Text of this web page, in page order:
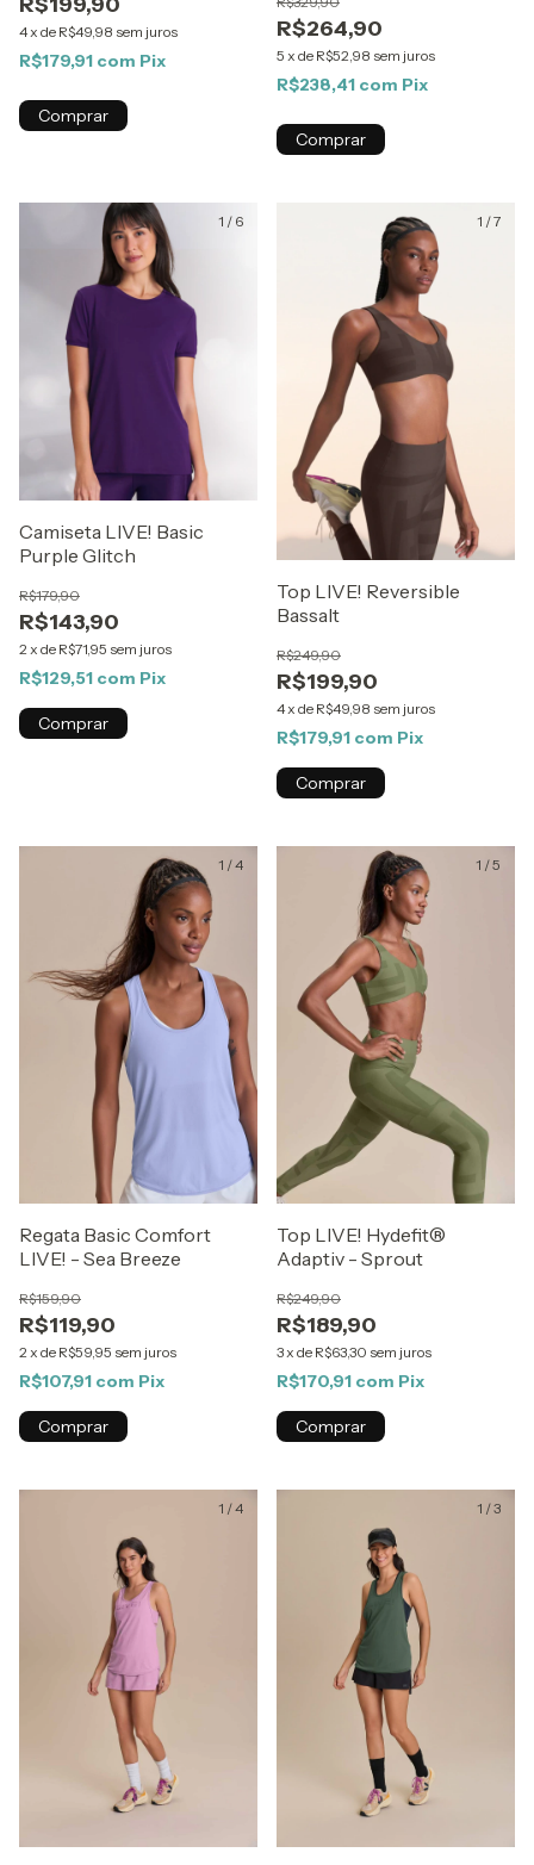
4x de R$49,98 sem juros
R$179,91 com Pix
Comprar
R$264,90
5 x de R$52,98 sem juros
R$238,41 com Pix
Comprar
1 / 6
Camiseta LIVE! Basic
Purple Glitch
R$143,90
R$179,90
2 x de R$71,95 sem juros
R$129,51 com Pix
Comprar
1 /7
Top LIVE! Reversible
Bassalt
R$199,90
R$249,90
4x de R$49,98 sem juros
R$179,91 com Pix
Comprar
1 /4
Regata Basic Comfort
LIVE! - Sea Breeze
R$119,90
R$159,90
2 x de R$59,95 sem juros
R$107,91 com Pix
Comprar
1 /5
Top LIVE! Hydefit®
Adaptiv - Sprout
R$189,90
R$249,90
3x de R$63,30 sem juros
R$170,91 com Pix
Comprar
1 /4 1 /3